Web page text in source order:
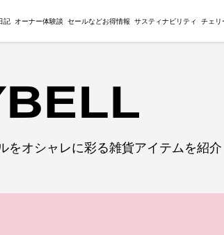
記 オーナー体験談 セールなどお得情報 サスティナビリティ チェリ
をオシャレに彩る雑貨アイテムを紹介